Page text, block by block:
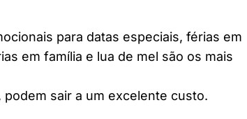
para datas especiais, férias em
em família e lua de mel são os mais
sair a um excelente custo.